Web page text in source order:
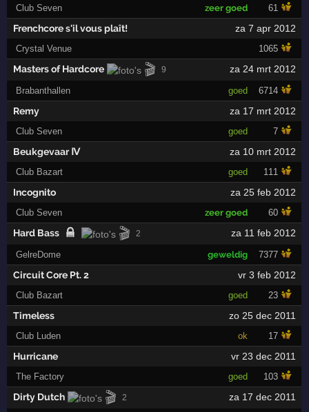
Club Seven zeer goed 61
Frenchcore s'il vous plaît! za 7 apr 2012
Crystal Venue 1065
Masters of Hardcore 🎬 9 za 24 mrt 2012
Brabanthallen goed 6714
Remy za 17 mrt 2012
Club Seven goed 7
Beukgevaar Ⅳ za 10 mrt 2012
Club Bazart goed 111
Incognito za 25 feb 2012
Club Seven zeer goed 60
Hard Bass 🎬 2 za 11 feb 2012
GelreDome geweldig 7377
Circuit Core Pt. 2 vr 3 feb 2012
Club Bazart goed 23
Timeless zo 25 dec 2011
Club Luden ok 17
Hurricane vr 23 dec 2011
The Factory goed 103
Dirty Dutch 🎬 2 za 17 dec 2011